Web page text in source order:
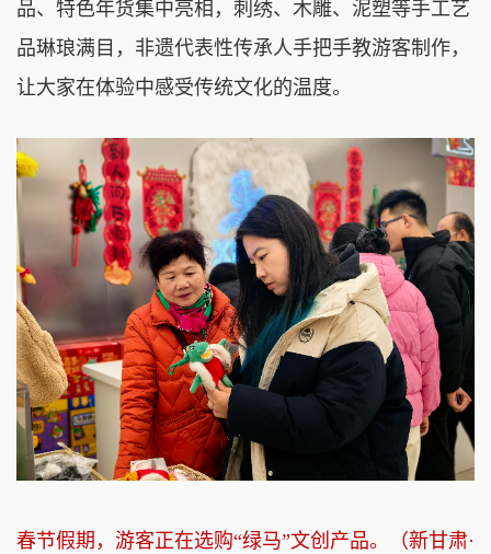
品、特色年货集中亮相，刺绣、木雕、泥塑等手工艺
品琳琅满目，非遗代表性传承人手把手教游客制作，
让大家在体验中感受传统文化的温度。
春节假期，游客正在选购“绿马”文创产品。（新甘肃·